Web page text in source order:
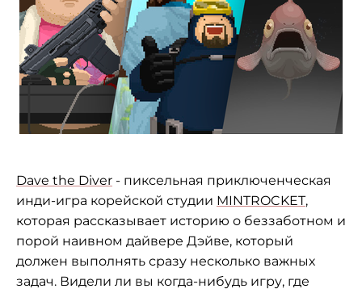
Dave the Diver - пиксельная приключенческая
инди-игра корейской студии MINTROCKET,
которая рассказывает историю о беззаботном и
порой наивном дайвере Дэйве, который
должен выполнять сразу несколько важных
задач. Видели ли вы когда-нибудь игру, где